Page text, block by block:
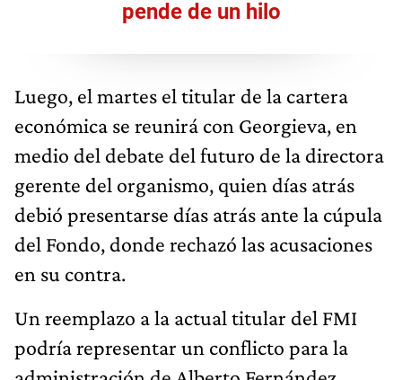
pende de un hilo
Luego, el martes el titular de la cartera
económica se reunirá con Georgieva, en
medio del debate del futuro de la directora
gerente del organismo, quien días atrás
debió presentarse días atrás ante la cúpula
del Fondo, donde rechazó las acusaciones
en su contra.
Un reemplazo a la actual titular del FMI
podría representar un conflicto para la